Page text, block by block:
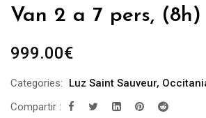
Van 2 a 7 pers, (8h)
999.00€
Categories: Luz Saint Sauveur,
Compartir :